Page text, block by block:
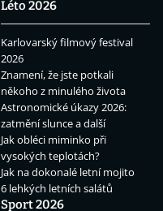
Léto 2026
Karlovarský filmový festival
2026
Znamení, že jste potkali
někoho z minulého života
Astronomické úkazy 2026:
zatmění slunce a další
Jak obléci miminko při
vysokých teplotách?
Jak na dokonalé letní mojito
6 lehkých letních salátů
Sport 2026